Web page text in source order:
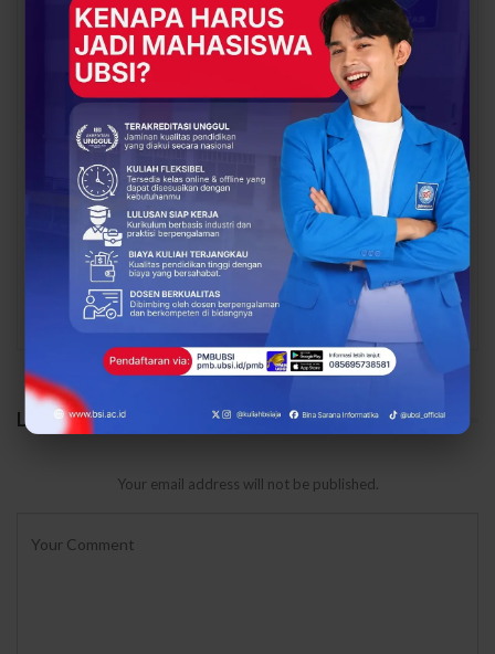
BERITA
Dari Catatan Manual
Menuju Digital, UBSI
Bantu Bank Sampah
Mawar Burangrang
Kelola…
BERITA
Dari Sampah Jadi
Rupiah, UBSI Bantu
Bank Sampah Mawar
Burangrang Go Digital
Lewat…
PREV NEXT
LEAVE A REPLY
Your email address will not be published.